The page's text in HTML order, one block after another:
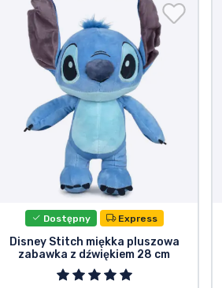
Dostępny Express
Disney Stitch miękka pluszowa
zabawka z dźwiękiem 28 cm